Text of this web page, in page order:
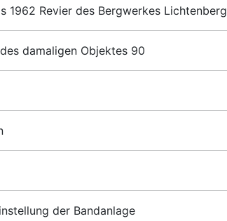
1962 Revier des Bergwerkes Lichtenberg
damaligen Objektes 90
der Bandanlage